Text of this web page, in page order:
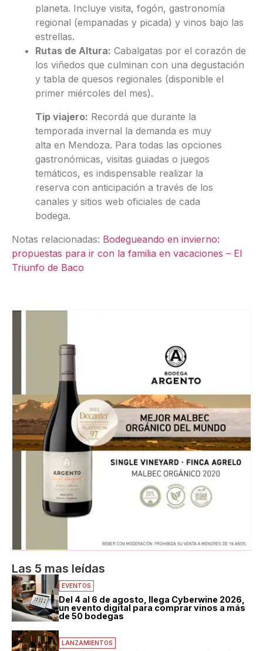
planeta. Incluye visita, fogón, gastronomía
regional (empanadas y picada) y vinos bajo las
estrellas.
Rutas de Altura: Cabalgatas por el corazón de
los viñedos que culminan con una degustación
y tabla de quesos regionales (disponible el
primer miércoles del mes).
Tip viajero: Recordá que durante la
temporada invernal la demanda es muy
alta en Mendoza. Para todas las opciones
gastronómicas, visitas guiadas o juegos
temáticos, es indispensable realizar la
reserva con anticipación a través de los
canales y sitios web oficiales de cada
bodega.
Notas relacionadas: Bodegueando en invierno:
propuestas para ir con la familia en vacaciones – El
Triunfo de Baco
Las 5 mas leídas
EVENTOS
Del 4 al 6 de agosto, llega Cyberwine 2026,
un evento digital para comprar vinos a más
de 50 bodegas
LANZAMIENTOS